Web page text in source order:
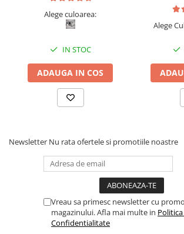
Alege culoarea:
IN STOC
ADAUGA IN COS
Alege
Newsletter Nu rata ofertele si promotiile noastre
Vreau sa primesc newsletter cu
magazinului. Afla mai multe in
Confidentialitate